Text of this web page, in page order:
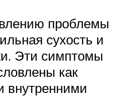
проблемы
сухость и
Эти симптомы
как
внутренними